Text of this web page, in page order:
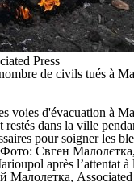
Press
de civils tués à
voies d'évacuation à
dans la ville
pour soigner les